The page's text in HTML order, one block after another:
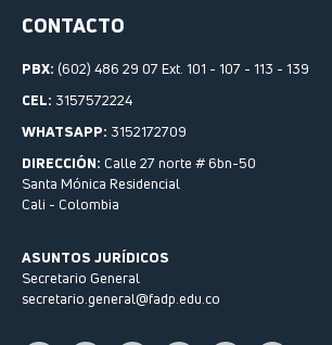
CONTACTO
PBX: (602) 486 29 07 Ext. 101 - 107 - 113 - 139
CEL: 3157572224
WHATSAPP: 3152172709
DIRECCIÓN: Calle 27 norte # 6bn-50
Santa Mónica Residencial
Cali - Colombia
ASUNTOS JURÍDICOS
Secretario General
secretario.general@fadp.edu.co